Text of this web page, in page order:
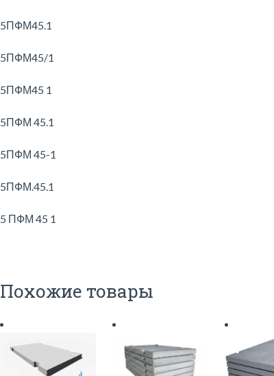
5ПФМ45.1
5ПФМ45/1
5ПФМ45 1
5ПФМ 45.1
5ПФМ 45-1
5ПФМ.45.1
5 ПФМ 45 1
Похожие товары